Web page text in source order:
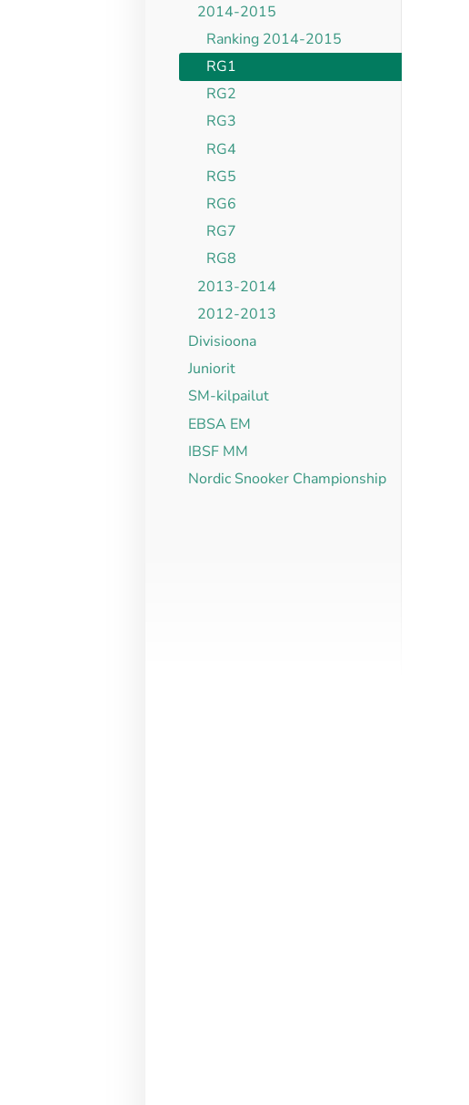
2014-2015
Ranking 2014-2015
RG1
RG2
RG3
RG4
RG5
RG6
RG7
RG8
2013-2014
2012-2013
Divisioona
Juniorit
SM-kilpailut
EBSA EM
IBSF MM
Nordic Snooker Championship